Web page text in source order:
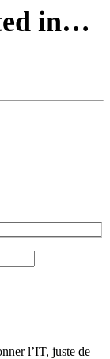
in…
l’IT, juste de